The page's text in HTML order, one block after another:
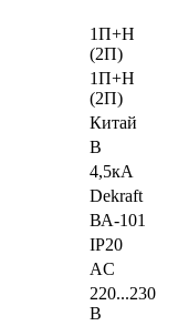
1П+Н
(2П)
1П+Н
(2П)
Китай
B
4,5кА
Dekraft
ВА-101
IP20
AC
220...230
В